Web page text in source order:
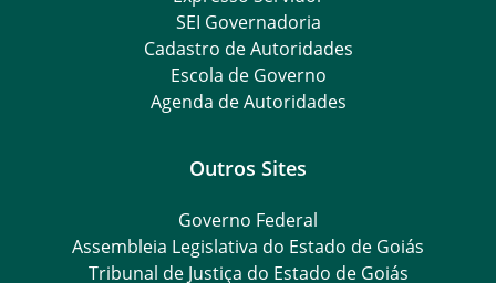
SEI Governadoria
Cadastro de Autoridades
Escola de Governo
Agenda de Autoridades
Outros Sites
Governo Federal
Assembleia Legislativa do Estado de Goiás
Tribunal de Justiça do Estado de Goiás